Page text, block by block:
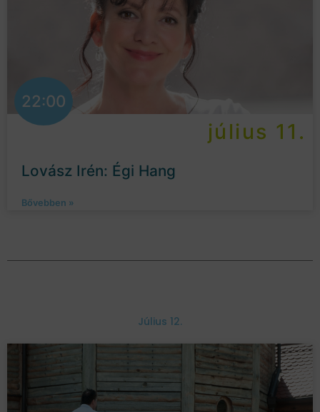
22:00
július 11.
Lovász Irén: Égi Hang
Bővebben »
Július 12.